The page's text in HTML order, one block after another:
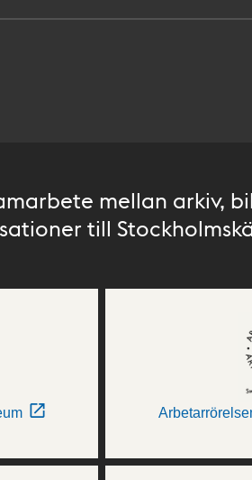
mellan arkiv,
till